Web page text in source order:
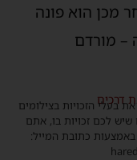
מכן הוא פונה
– מורדם
דרכים
בעלי הזכויות בצילומים
שיש לכם זכויות בו, אתם
כתובת המייל: